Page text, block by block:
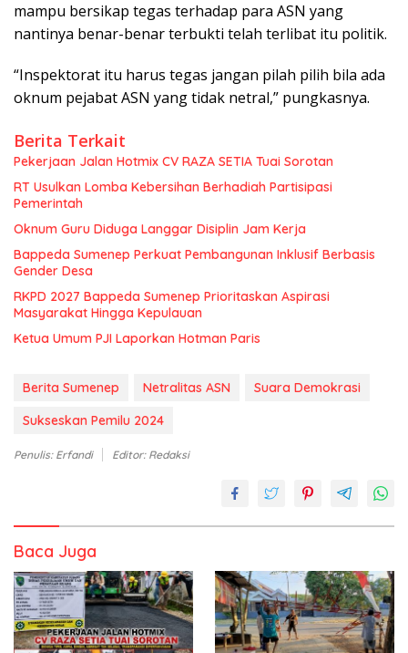
mampu bersikap tegas terhadap para ASN yang
nantinya benar-benar terbukti telah terlibat itu politik.
“Inspektorat itu harus tegas jangan pilah pilih bila ada
oknum pejabat ASN yang tidak netral,” pungkasnya.
Berita Terkait
Pekerjaan Jalan Hotmix CV RAZA SETIA Tuai Sorotan
RT Usulkan Lomba Kebersihan Berhadiah Partisipasi
Pemerintah
Oknum Guru Diduga Langgar Disiplin Jam Kerja
Bappeda Sumenep Perkuat Pembangunan Inklusif Berbasis
Gender Desa
RKPD 2027 Bappeda Sumenep Prioritaskan Aspirasi
Masyarakat Hingga Kepulauan
Ketua Umum PJI Laporkan Hotman Paris
Berita Sumenep Netralitas ASN
Suara Demokrasi
Sukseskan Pemilu 2024
Penulis: Erfandi Editor: Redaksi
Baca Juga